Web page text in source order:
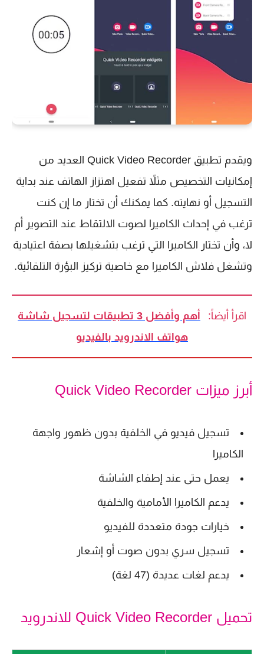
ويقدم تطبيق Quick Video Recorder العديد من
إمكانيات التخصيص مثلاً تفعيل اهتزاز الهاتف عند بداية
التسجيل أو نهايته. كما يمكنك أن تختار ما إن كنت
ترغب في إحداث الكاميرا لصوت الالتقاط عند التصوير أم
لا، وأن تختار الكاميرا التي ترغب بتشغيلها بصفة اعتيادية
وتشغل فلاش الكاميرا مع خاصية تركيز البؤرة التلقائية.
اقرأ أيضاً:
أهم وأفضل 3 تطبيقات لتسجيل شاشة
هواتف الاندرويد بالفيديو
أبرز ميزات Quick Video Recorder
تسجيل فيديو في الخلفية بدون ظهور واجهة
الكاميرا
يعمل حتى عند إطفاء الشاشة
يدعم الكاميرا الأمامية والخلفية
خيارات جودة متعددة للفيديو
تسجيل سري بدون صوت أو إشعار
يدعم لغات عديدة (47 لغة)
تحميل Quick Video Recorder للاندرويد